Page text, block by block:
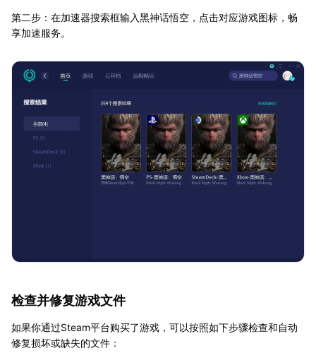
第二步：在加速器搜索框输入黑神话悟空，点击对应游戏图标，畅
享加速服务。
检查并修复游戏文件
如果你通过Steam平台购买了游戏，可以按照如下步骤检查和自动
修复损坏或缺失的文件：